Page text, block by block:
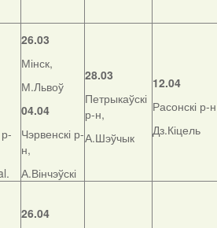
26.03
Мінск,
М.Львоў
04.04
Чэрвенскі р-
н,
А.Вінчэўскі
28.03
Петрыкаўскі
р-н,
А.Шэўчык
12.04
Расонскі р-
Дз.Кіцель
26.04